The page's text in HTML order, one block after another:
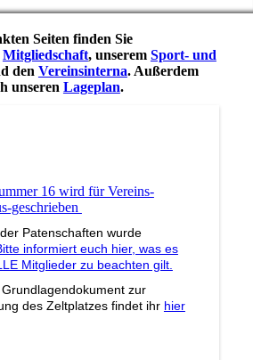
Seiten finden Sie
Mitgliedschaft, unserem Sport- und
den Vereinsinterna. Außerdem
unseren Lageplan.
16 wird für Vereins-
geschrieben
Patenschaften wurde
informiert euch hier, was es
Mitglieder zu beachten gilt.
zur
des Zeltplatzes findet ihr hier